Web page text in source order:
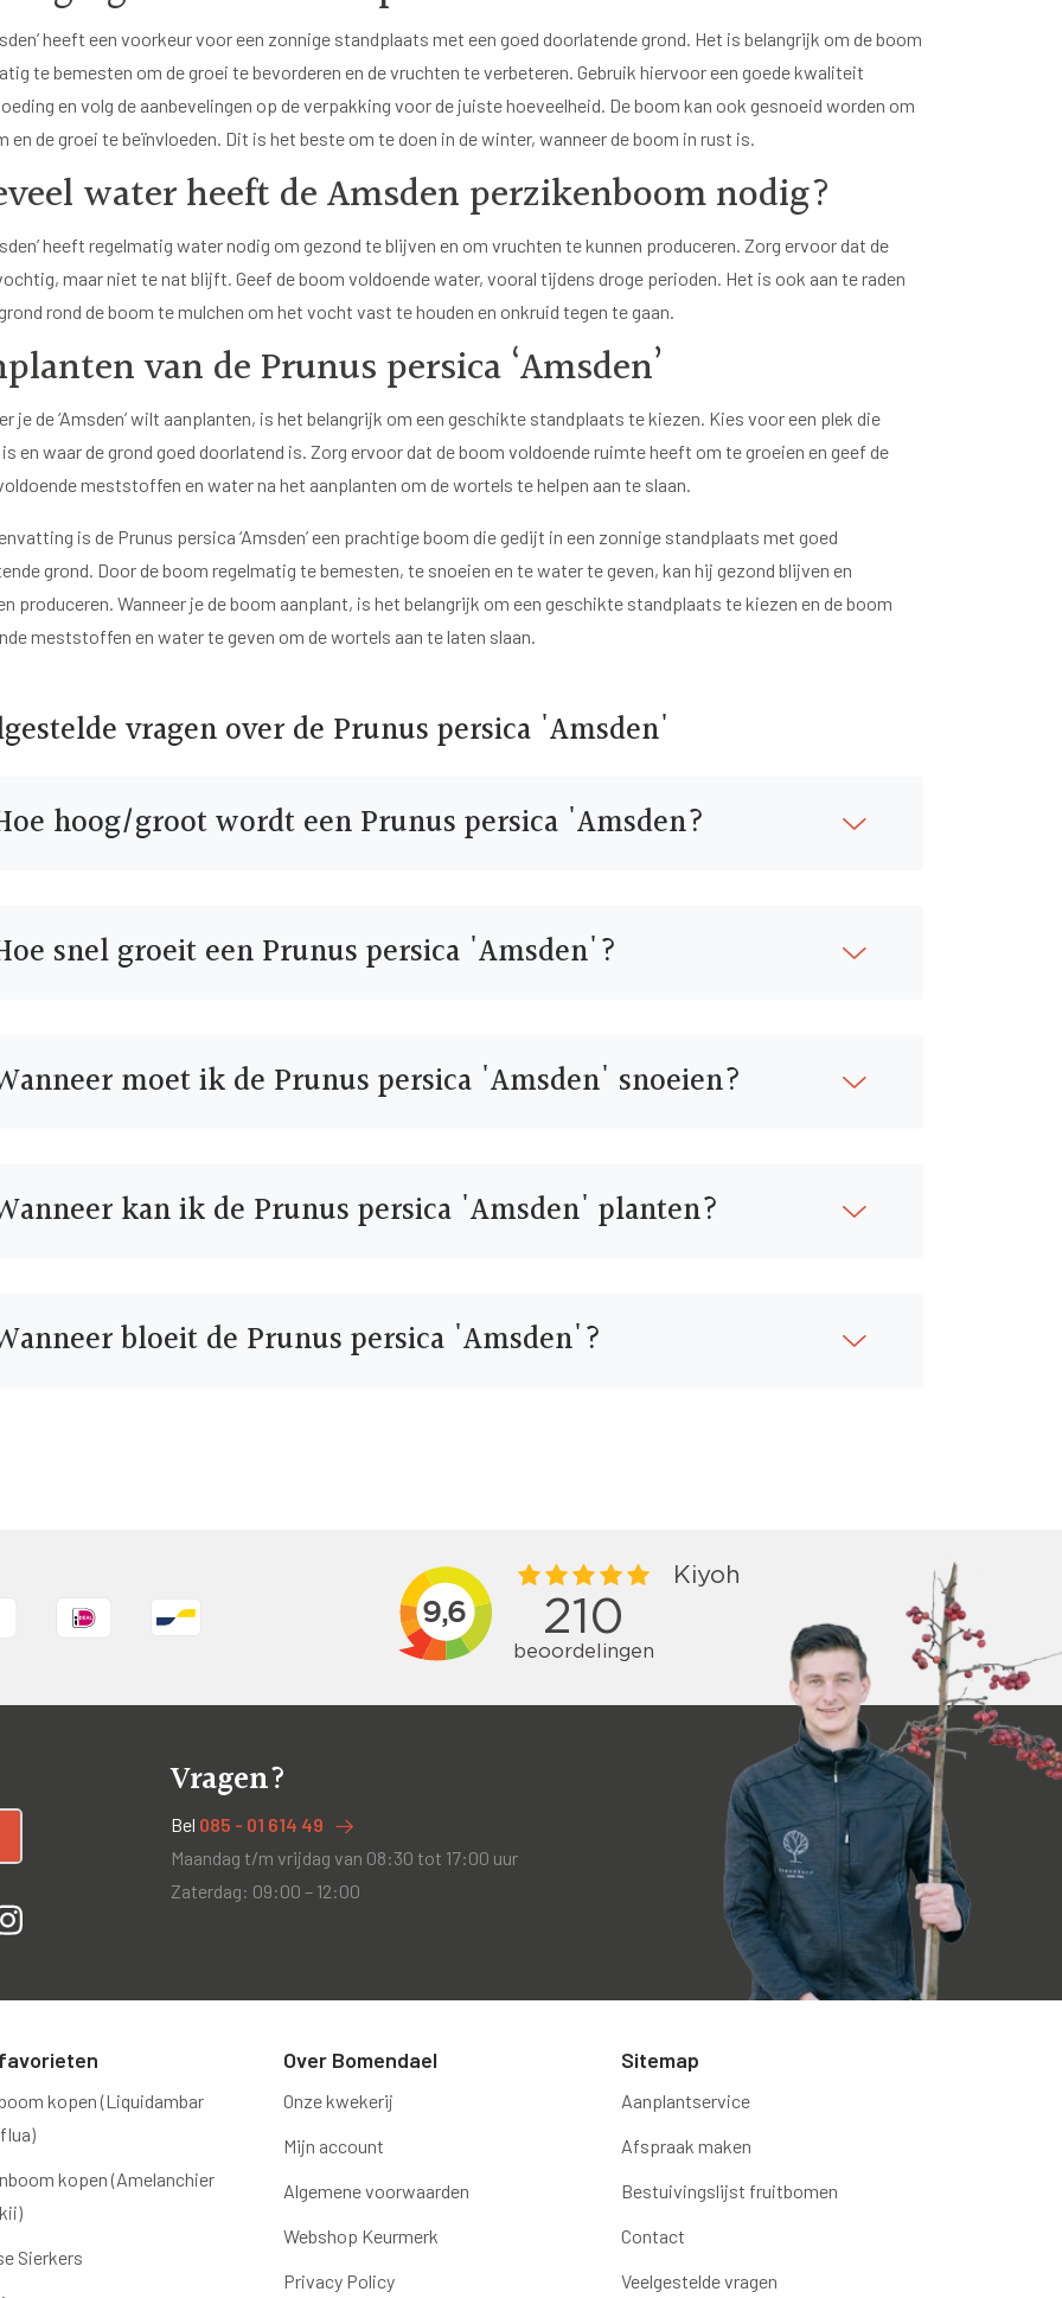
heeft een voorkeur voor een zonnige standplaats met een goed doorlatende grond. Het is belangrijk om de boom
te bemesten om de groei te bevorderen en de vruchten te verbeteren. Gebruik hiervoor een goede kwaliteit
en volg de aanbevelingen op de verpakking voor de juiste hoeveelheid. De boom kan ook gesnoeid worden om
en de groei te beïnvloeden. Dit is het beste om te doen in de winter, wanneer de boom in rust is.
water heeft de Amsden perzikenboom nodig?
heeft regelmatig water nodig om gezond te blijven en om vruchten te kunnen produceren. Zorg ervoor dat de
maar niet te nat blijft. Geef de boom voldoende water, vooral tijdens droge perioden. Het is ook aan te raden
rond de boom te mulchen om het vocht vast te houden en onkruid tegen te gaan.
van de Prunus persica ‘Amsden’
je de ‘Amsden’ wilt aanplanten, is het belangrijk om een geschikte standplaats te kiezen. Kies voor een plek die
en waar de grond goed doorlatend is. Zorg ervoor dat de boom voldoende ruimte heeft om te groeien en geef de
meststoffen en water na het aanplanten om de wortels te helpen aan te slaan.
is de Prunus persica ‘Amsden’ een prachtige boom die gedijt in een zonnige standplaats met goed
grond. Door de boom regelmatig te bemesten, te snoeien en te water te geven, kan hij gezond blijven en
produceren. Wanneer je de boom aanplant, is het belangrijk om een geschikte standplaats te kiezen en de boom
meststoffen en water te geven om de wortels aan te laten slaan.
vragen over de Prunus persica 'Amsden'
hoog/groot wordt een Prunus persica 'Amsden?
snel groeit een Prunus persica 'Amsden'?
moet ik de Prunus persica 'Amsden' snoeien?
kan ik de Prunus persica 'Amsden' planten?
bloeit de Prunus persica 'Amsden'?
Vragen?
Bel 085 - 01 614 49
Maandag t/m vrijdag van 08:30 tot 17:00 uur
Zaterdag: 09:00 – 12:00
kopen (Liquidambar
kopen (Amelanchier
Sierkers
Over Bomendael
Onze kwekerij
Mijn account
Algemene voorwaarden
Webshop Keurmerk
Privacy Policy
Sitemap
Aanplantservice
Afspraak maken
Bestuivingslijst fruitbomen
Contact
Veelgestelde vragen